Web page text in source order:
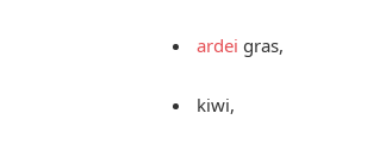
ardei gras,
kiwi,